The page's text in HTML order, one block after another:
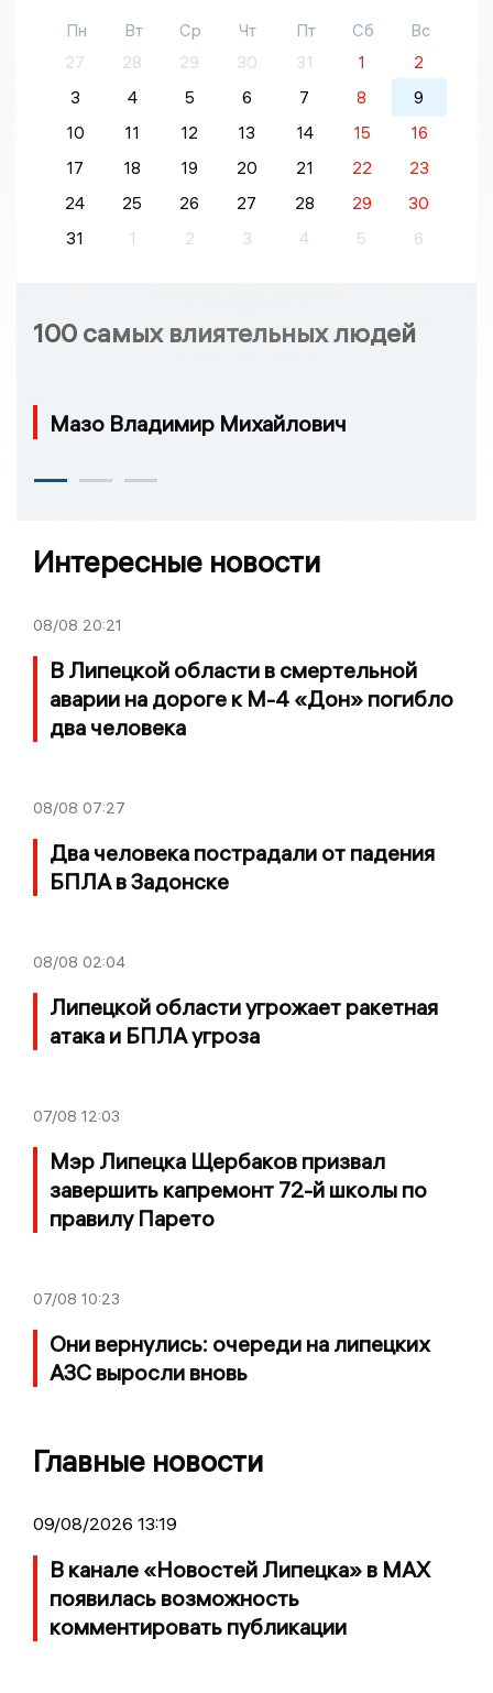
Пн Вт Ср Чт Пт Сб
Вс
27
28 29 30 31 1
2
3
4 5 6 7 8
9
10
11 12 13 14 15
16
17
18 19 20 21 22
23
24
25 26 27 28 29
30
31
1 2 3 4 5 6
100 самых влиятельных людей
Мазо Владимир Михайлович
Интересные новости
08/08 20:21
В Липецкой области в смертельной
аварии на дороге к М-4 «Дон» погибло
два человека
08/08 07:27
Два человека пострадали от падения
БПЛА в Задонске
08/08 02:04
Липецкой области угрожает ракетная
атака и БПЛА угроза
07/08 12:03
Мэр Липецка Щербаков призвал
завершить капремонт 72-й школы по
правилу Парето
07/08 10:23
Они вернулись: очереди на липецких
АЗС выросли вновь
Главные новости
09/08/2026 13:19
В канале «Новостей Липецка» в MAX
появилась возможность
комментировать публикации